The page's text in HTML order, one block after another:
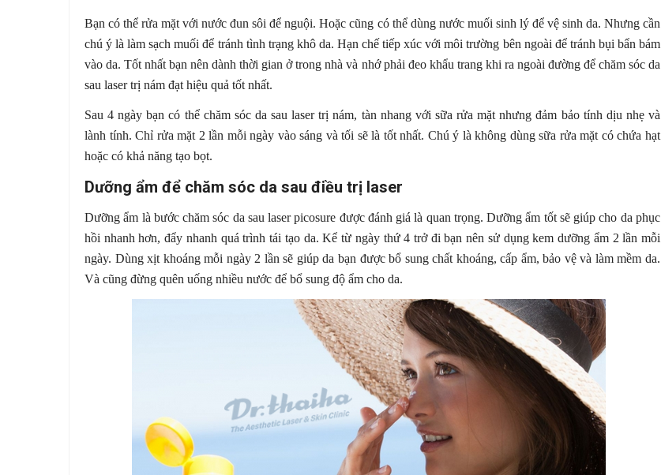
Bạn có thể rửa mặt với nước đun sôi để nguội. Hoặc cũng có thể dùng nước muối sinh lý để vệ sinh da. Nhưng cần
chú ý là làm sạch muối để tránh tình trạng khô da. Hạn chế tiếp xúc với môi trường bên ngoài để tránh bụi bẩn bám
vào da. Tốt nhất bạn nên dành thời gian ở trong nhà và nhớ phải đeo khẩu trang khi ra ngoài đường để chăm sóc da
sau laser trị nám đạt hiệu quả tốt nhất.
Sau 4 ngày bạn có thể chăm sóc da sau laser trị nám, tàn nhang với sữa rửa mặt nhưng đảm bảo tính dịu nhẹ và
lành tính. Chỉ rửa mặt 2 lần mỗi ngày vào sáng và tối sẽ là tốt nhất. Chú ý là không dùng sữa rửa mặt có chứa hạt
hoặc có khả năng tạo bọt.
Dưỡng ẩm để chăm sóc da sau điều trị laser
Dưỡng ẩm là bước chăm sóc da sau laser picosure được đánh giá là quan trọng. Dưỡng ẩm tốt sẽ giúp cho da phục
hồi nhanh hơn, đẩy nhanh quá trình tái tạo da. Kể từ ngày thứ 4 trở đi bạn nên sử dụng kem dưỡng ẩm 2 lần mỗi
ngày. Dùng xịt khoáng mỗi ngày 2 lần sẽ giúp da bạn được bổ sung chất khoáng, cấp ẩm, bảo vệ và làm mềm da.
Và cũng đừng quên uống nhiều nước để bổ sung độ ẩm cho da.